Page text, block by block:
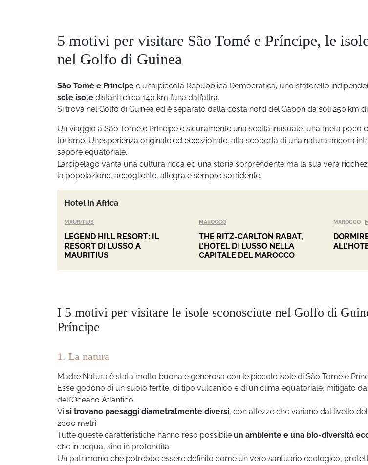
5 motivi per visitare São Tomé e Príncipe, le
nel Golfo di Guinea
São Tomé e Príncipe è una piccola Repubblica Democratica, uno staterello
sole isole distanti circa 140 km l’una dall’altra.
Si trova nel Golfo di Guinea ed è separato dalla costa nord del Gabon da soli 250 km
Un viaggio a São Tomé e Príncipe è sicuramente una scelta inusuale, una meta poco
turismo. Un’esperienza originale ed eccezionale, alla scoperta di una natura ancora
sapore equatoriale.
L’arcipelago vanta una cultura ricca ed una storia sorprendente ma la sua vera
la popolazione, accogliente, allegra e sempre sorridente.
Hotel in Africa
MAURITIUS
LEGEND HILL RESORT: IL
RESORT DI LUSSO A
MAURITIUS
MAROCCO
THE RITZ-CARLTON RABAT,
L’HOTEL DI LUSSO NELLA
CAPITALE DEL MAROCCO
MAROCCO
I 5 motivi per visitare le isole sconosciute nel Golfo di
Príncipe
1. La natura
Madre Natura è stata molto buona e generosa con le piccole isole di São Tomé e
Esse godono di un suolo fertile, di tipo vulcanico e di un clima equatoriale, mitigato
dell’Oceano Atlantico.
Vi si trovano paesaggi diametralmente diversi, con altezze che variano dal livello
2000 metri.
Tutte queste caratteristiche hanno reso possibile un ambiente e una bio-diversità
che in acqua, sino in profondità.
Un patrimonio che potrebbe essere definito come un vero santuario ecologico,